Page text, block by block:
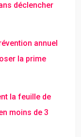
déclencher
annuel
la prime
la feuille de
moins de 3